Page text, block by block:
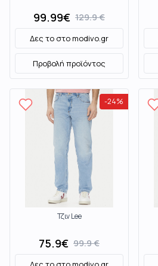
99.99€ 129.9€
Δες το στοmodivo.gr
Προβολή προϊόντος
-24%
Τζιν Lee
75.9€ 99.9€